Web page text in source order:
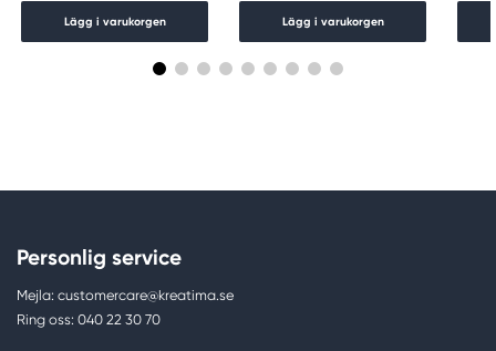
Lägg i varukorgen Lägg i varukorgen
Personlig service
Mejla: customercare@kreatima.se
Ring oss: 040 22 30 70